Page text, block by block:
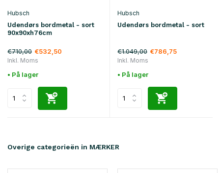
Hubsch
Udendørs bordmetal - sort
90x90xh76cm
€710,00 €532,50
Inkl. Moms
• På lager
Hubsch
Udendørs bordmetal - sort
€1.049,00 €786,75
Inkl. Moms
• På lager
Overige categorieën in MÆRKER